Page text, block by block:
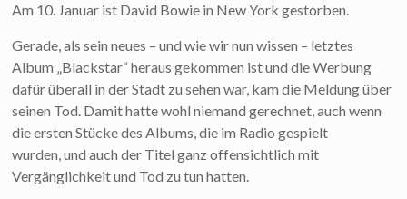
Am 10. Januar ist David Bowie in New York gestorben.
Gerade, als sein neues – und wie wir nun wissen – letztes
Album „Blackstar“ heraus gekommen ist und die Werbung
dafür überall in der Stadt zu sehen war, kam die Meldung über
seinen Tod. Damit hatte wohl niemand gerechnet, auch wenn
die ersten Stücke des Albums, die im Radio gespielt
wurden, und auch der Titel ganz offensichtlich mit
Vergänglichkeit und Tod zu tun hatten.